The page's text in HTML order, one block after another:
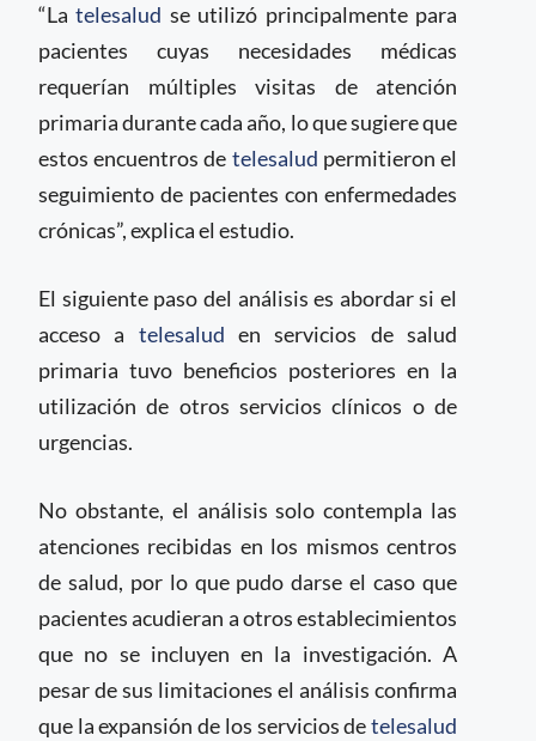
“Latelesalud se utilizó principalmente para
pacientes cuyas necesidades médicas
requerían múltiples visitas de atención
primaria durante cada año, lo que sugiere que
estos encuentros de telesalud permitieron el
seguimiento de pacientes con enfermedades
crónicas”, explica el estudio.
El siguiente paso del análisis es abordar si el
acceso a telesalud en servicios de salud
primaria tuvo beneficios posteriores en la
utilización de otros servicios clínicos o de
urgencias.
No obstante, el análisis solo contempla las
atenciones recibidas en los mismos centros
de salud, por lo que pudo darse el caso que
pacientes acudieran a otros establecimientos
que no se incluyen en la investigación. A
pesar de sus limitaciones el análisis confirma
que la expansión de los servicios detelesalud